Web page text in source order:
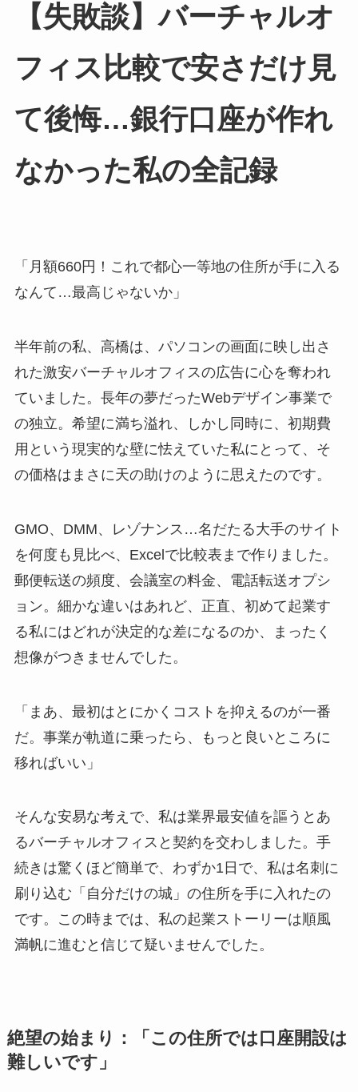
【失敗談】バーチャルオ
フィス比較で安さだけ見
て後悔…銀行口座が作れ
なかった私の全記録
「月額660円！これで都心一等地の住所が手に入る
なんて…最高じゃないか」
半年前の私、高橋は、パソコンの画面に映し出さ
れた激安バーチャルオフィスの広告に心を奪われ
ていました。長年の夢だったWebデザイン事業で
の独立。希望に満ち溢れ、しかし同時に、初期費
用という現実的な壁に怯えていた私にとって、そ
の価格はまさに天の助けのように思えたのです。
GMO、DMM、レゾナンス…名だたる大手のサイト
を何度も見比べ、Excelで比較表まで作りました。
郵便転送の頻度、会議室の料金、電話転送オプシ
ョン。細かな違いはあれど、正直、初めて起業す
る私にはどれが決定的な差になるのか、まったく
想像がつきませんでした。
「まあ、最初はとにかくコストを抑えるのが一番
だ。事業が軌道に乗ったら、もっと良いところに
移ればいい」
そんな安易な考えで、私は業界最安値を謳うとあ
るバーチャルオフィスと契約を交わしました。手
続きは驚くほど簡単で、わずか1日で、私は名刺に
刷り込む「自分だけの城」の住所を手に入れたの
です。この時までは、私の起業ストーリーは順風
満帆に進むと信じて疑いませんでした。
絶望の始まり：「この住所では口座開設は
難しいです」